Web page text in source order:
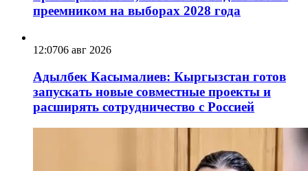
преемником на выборах 2028 года
12:0706 авг 2026
Адылбек Касымалиев: Кыргызстан готов
запускать новые совместные проекты и
расширять сотрудничество с Россией